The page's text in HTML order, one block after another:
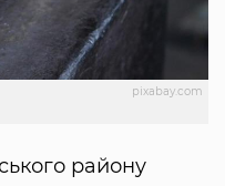
pixabay.com
району